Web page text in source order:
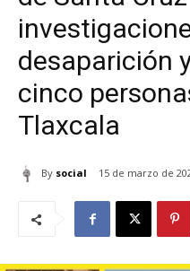
desaparición
cinco
Tlaxcala
By social 15 de marzo de